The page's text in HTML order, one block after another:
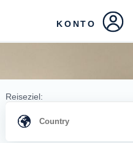
KONTO
Reiseziel: